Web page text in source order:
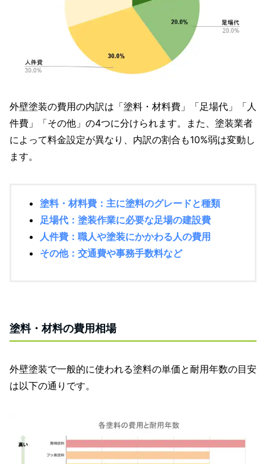
外壁塗装の費用の内訳は「塗料・材料費」「足場代」「人
件費」「その他」の4つに分けられます。また、塗装業者
によって料金設定が異なり、内訳の割合も10%弱は変動し
ます。
塗料・材料費：主に塗料のグレードと種類
足場代：塗装作業に必要な足場の建設費
人件費：職人や塗装にかかわる人の費用
その他：交通費や事務手数料など
塗料・材料の費用相場
外壁塗装で一般的に使われる塗料の単価と耐用年数の目安
は以下の通りです。